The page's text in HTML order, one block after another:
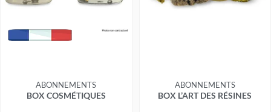
ABONNEMENTS
BOX COSMÉTIQUES
ABONNEMENTS
BOX L’ART DES RÉSINES